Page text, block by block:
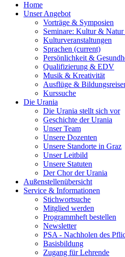
Home
Unser Angebot
Vorträge & Symposien
Seminare: Kultur &
Kulturveranstaltungen
Sprachen (current)
Persönlichkeit &
Qualifizierung & EDV
Musik & Kreativität
Ausflüge &
Kurssuche
Die Urania
Die Urania stellt sich vor
Geschichte der Urania
Unser Team
Unsere Dozenten
Unsere Standorte in Graz
Unser Leitbild
Unsere Statuten
Der Chor der Urania
Außenstellenübersicht
Service & Informationen
Stichwortsuche
Mitglied werden
Programmheft bestellen
Newsletter
PSA - Nachholen des
Basisbildung
Zugang für Lehrende